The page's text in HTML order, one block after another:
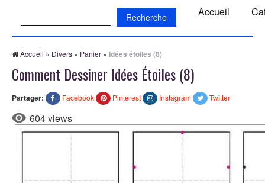
Accueil
Accueil » Divers » Panier » Idées étoiles (8)
Comment Dessiner Idées Étoiles (8)
Partager: Facebook Pinterest Instagram Twitter
604 views